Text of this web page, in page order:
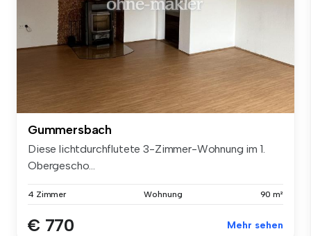
Gummersbach
Diese lichtdurchflutete 3-Zimmer-Wohnung im 1.
Obergescho...
4 Zimmer Wohnung 90 m²
€ 770 Mehr sehen